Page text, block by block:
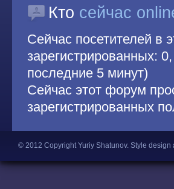
Кто сейчас
Сейчас посетителей в
зарегистрированных:
последние 5 минут)
Сейчас этот форум
зарегистрированных
© 2012 Copyright Yuriy Shatunov. Style design